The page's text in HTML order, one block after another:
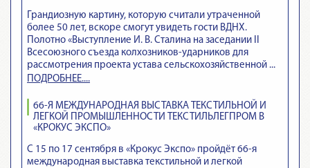
Грандиозную картину, которую считали утраченной
более 50 лет, вскоре смогут увидеть гости ВДНХ.
Полотно «Выступление И. В. Сталина на заседании II
Всесоюзного съезда колхозников-ударников для
рассмотрения проекта устава сельскохозяйственной ...
ПОДРОБНЕЕ....
66-Я МЕЖДУНАРОДНАЯ ВЫСТАВКА ТЕКСТИЛЬНОЙ И
ЛЕГКОЙ ПРОМЫШЛЕННОСТИ ТЕКСТИЛЬЛЕГПРОМ В
«КРОКУС ЭКСПО»
С 15 по 17 сентября в «Крокус Экспо» пройдёт 66-я
международная выставка текстильной и легкой